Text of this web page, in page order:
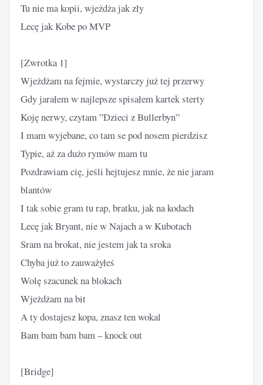
Tu nie ma kopii, wjeżdża jak zły
Lecę jak Kobe po MVP
[Zwrotka 1]
Wjeżdżam na fejmie, wystarczy już tej przerwy
Gdy jarałem w najlepsze spisałem kartek sterty
Koję nerwy, czytam ”Dzieci z Bullerbyn”
I mam wyjebane, co tam se pod nosem pierdzisz
Typie, aż za dużo rymów mam tu
Pozdrawiam cię, jeśli hejtujesz mnie, że nie jaram
blantów
I tak sobie gram tu rap, bratku, jak na kodach
Lecę jak Bryant, nie w Najach a w Kubotach
Sram na brokat, nie jestem jak ta sroka
Chyba już to zauważyłeś
Wolę szacunek na blokach
Wjeżdżam na bit
A ty dostajesz kopa, znasz ten wokal
Bam bam bam bam – knock out
[Bridge]